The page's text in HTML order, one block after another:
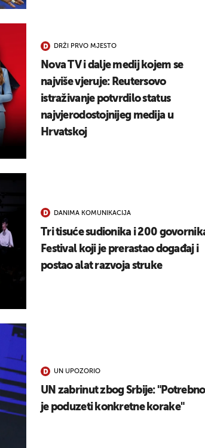
DRŽI PRVO MJESTO
Nova TV i dalje medij kojem se
najviše vjeruje: Reutersovo
istraživanje potvrdilo status
najvjerodostojnijeg medija u
Hrvatskoj
DANIMA KOMUNIKACIJA
Tri tisuće sudionika i 200
Festival koji je prerastao događaj i
postao alat razvoja struke
UN UPOZORIO
UN zabrinut zbog Srbije: "Potrebno
je poduzeti konkretne korake"